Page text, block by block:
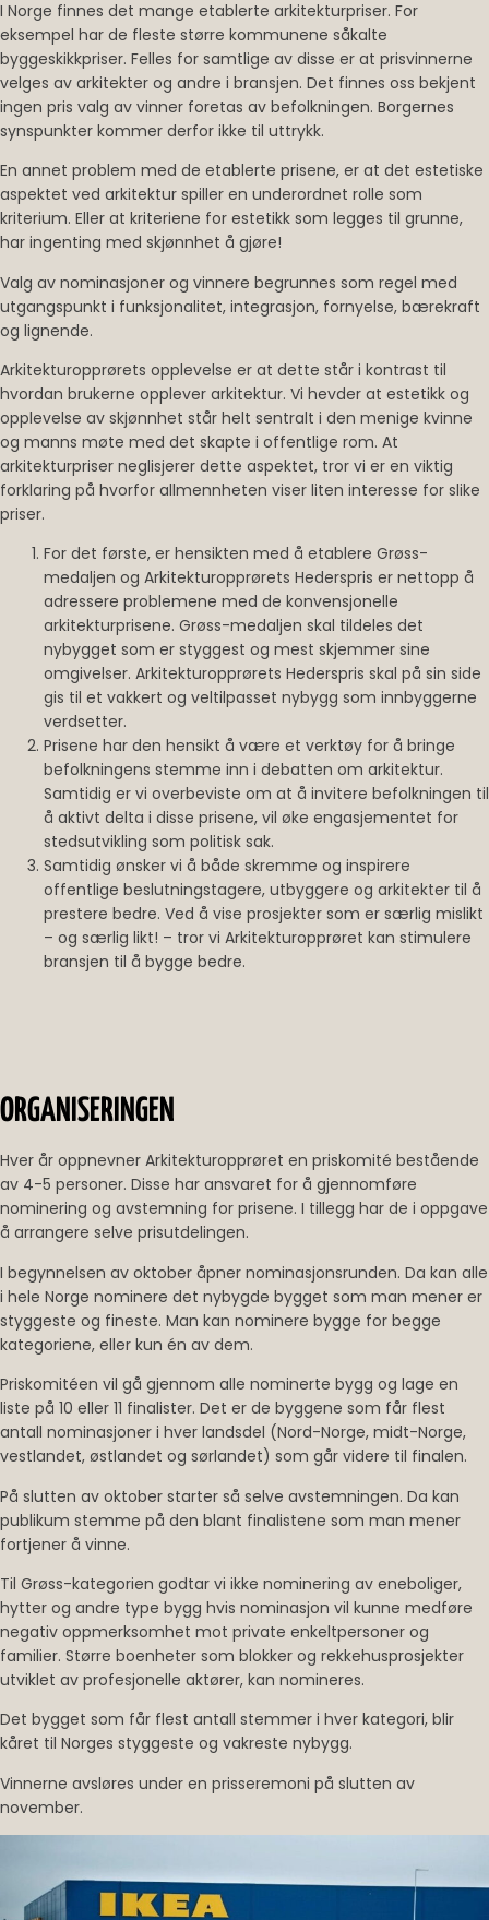
I Norge finnes det mange etablerte arkitekturpriser. For
eksempel har de fleste større kommunene såkalte
byggeskikkpriser. Felles for samtlige av disse er at prisvinnerne
velges av arkitekter og andre i bransjen. Det finnes oss bekjent
ingen pris valg av vinner foretas av befolkningen. Borgernes
synspunkter kommer derfor ikke til uttrykk.
En annet problem med de etablerte prisene, er at det estetiske
aspektet ved arkitektur spiller en underordnet rolle som
kriterium. Eller at kriteriene for estetikk som legges til grunne,
har ingenting med skjønnhet å gjøre!
Valg av nominasjoner og vinnere begrunnes som regel med
utgangspunkt i funksjonalitet, integrasjon, fornyelse, bærekraft
og lignende.
Arkitekturopprørets opplevelse er at dette står i kontrast til
hvordan brukerne opplever arkitektur. Vi hevder at estetikk og
opplevelse av skjønnhet står helt sentralt i den menige kvinne
og manns møte med det skapte i offentlige rom. At
arkitekturpriser neglisjerer dette aspektet, tror vi er en viktig
forklaring på hvorfor allmennheten viser liten interesse for slike
priser.
For det første, er hensikten med å etablere Grøss-
medaljen og Arkitekturopprørets Hederspris er nettopp å
adressere problemene med de konvensjonelle
arkitekturprisene. Grøss-medaljen skal tildeles det
nybygget som er styggest og mest skjemmer sine
omgivelser. Arkitekturopprørets Hederspris skal på sin side
gis til et vakkert og veltilpasset nybygg som innbyggerne
verdsetter.
Prisene har den hensikt å være et verktøy for å bringe
befolkningens stemme inn i debatten om arkitektur.
Samtidig er vi overbeviste om at å invitere befolkningen til
å aktivt delta i disse prisene, vil øke engasjementet for
stedsutvikling som politisk sak.
Samtidig ønsker vi å både skremme og inspirere
offentlige beslutningstagere, utbyggere og arkitekter til å
prestere bedre. Ved å vise prosjekter som er særlig mislikt
– og særlig likt! – tror vi Arkitekturopprøret kan stimulere
bransjen til å bygge bedre.
ORGANISERINGEN
Hver år oppnevner Arkitekturopprøret en priskomité bestående
av 4-5 personer. Disse har ansvaret for å gjennomføre
nominering og avstemning for prisene. I tillegg har de i oppgave
å arrangere selve prisutdelingen.
I begynnelsen av oktober åpner nominasjonsrunden. Da kan alle
i hele Norge nominere det nybygde bygget som man mener er
styggeste og fineste. Man kan nominere bygge for begge
kategoriene, eller kun én av dem.
Priskomitéen vil gå gjennom alle nominerte bygg og lage en
liste på 10 eller 11 finalister. Det er de byggene som får flest
antall nominasjoner i hver landsdel (Nord-Norge, midt-Norge,
vestlandet, østlandet og sørlandet) som går videre til finalen.
På slutten av oktober starter så selve avstemningen. Da kan
publikum stemme på den blant finalistene som man mener
fortjener å vinne.
Til Grøss-kategorien godtar vi ikke nominering av eneboliger,
hytter og andre type bygg hvis nominasjon vil kunne medføre
negativ oppmerksomhet mot private enkeltpersoner og
familier. Større boenheter som blokker og rekkehusprosjekter
utviklet av profesjonelle aktører, kan nomineres.
Det bygget som får flest antall stemmer i hver kategori, blir
kåret til Norges styggeste og vakreste nybygg.
Vinnerne avsløres under en prisseremoni på slutten av
november.